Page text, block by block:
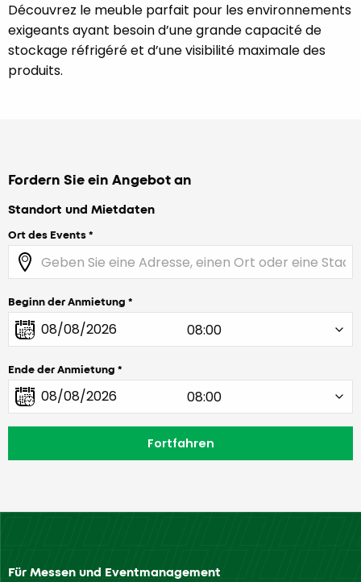
Découvrez le meuble parfait pour les environnements
exigeants ayant besoin d’une grande capacité de
stockage réfrigéré et d’une visibilité maximale des
produits.
Fordern Sie ein Angebot an
Standort und Mietdaten
Ort des Events
Beginn der Anmietung
Ende der Anmietung
Für Messen und Eventmanagement